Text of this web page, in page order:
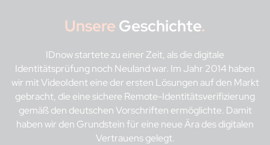
Unsere Geschichte.
IDnow startete zu einer Zeit, als die digitale
Identitätsprüfung noch Neuland war. Im Jahr 2014 haben
wir mit VideoIdent eine der ersten Lösungen auf den Markt
gebracht, die eine sichere Remote-Identitätsverifizierung
gemäß den deutschen Vorschriften ermöglichte. Damit
haben wir den Grundstein für eine neue Ära des digitalen
Vertrauens gelegt.